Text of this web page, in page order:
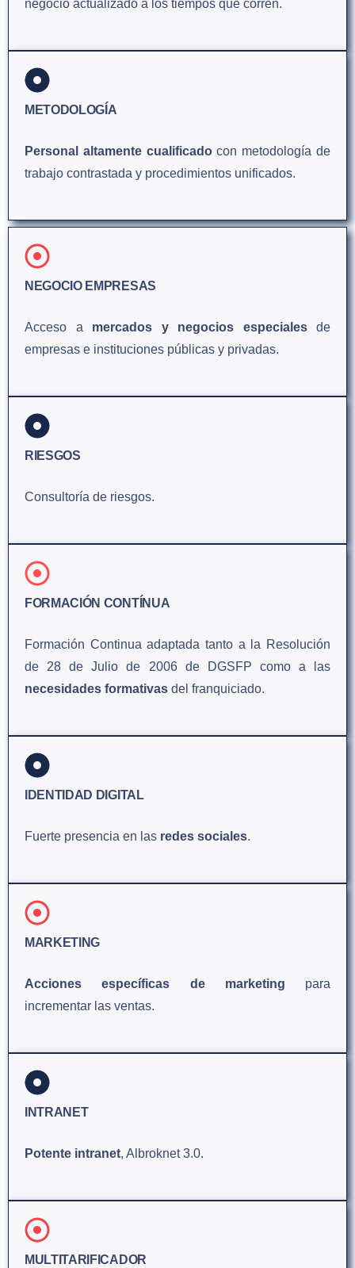
negocio actualizado a los tiempos que corren.
METODOLOGÍA
Personal altamente cualificadocon metodología de
trabajo contrastada y procedimientos unificados.
NEGOCIO EMPRESAS
Acceso a mercados y negocios especialesde
empresas e instituciones públicas y privadas.
RIESGOS
Consultoría de riesgos.
FORMACIÓN CONTÍNUA
Formación Continua adaptada tanto a la Resolución
de 28 de Julio de 2006 de DGSFP como a las
necesidades formativas del franquiciado.
IDENTIDAD DIGITAL
Fuerte presencia en las redes sociales.
MARKETING
Acciones específicas de marketing para
incrementar las ventas.
INTRANET
Potente intranet, Albroknet 3.0.
MULTITARIFICADOR